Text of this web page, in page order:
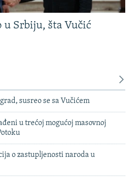
u Srbiju, šta Vučić
susreo se sa Vučićem
u trećoj mogućoj masovnoj
o zastupljenosti naroda u